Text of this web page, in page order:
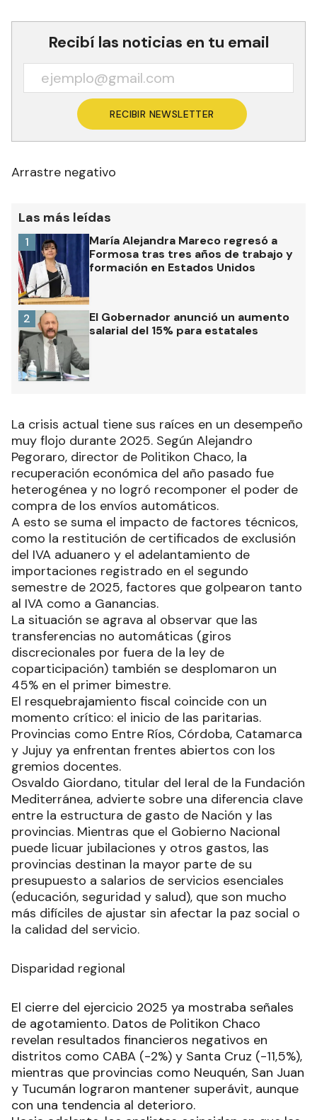
Recibí las noticias en tu email
RECIBIR NEWSLETTER
Arrastre negativo
Las más leídas
María Alejandra Mareco regresó a
Formosa tras tres años de trabajo y
formación en Estados Unidos
1
El Gobernador anunció un aumento
salarial del 15% para estatales
2
La crisis actual tiene sus raíces en un desempeño
muy flojo durante 2025. Según Alejandro
Pegoraro, director de Politikon Chaco, la
recuperación económica del año pasado fue
heterogénea y no logró recomponer el poder de
compra de los envíos automáticos.
A esto se suma el impacto de factores técnicos,
como la restitución de certificados de exclusión
del IVA aduanero y el adelantamiento de
importaciones registrado en el segundo
semestre de 2025, factores que golpearon tanto
al IVA como a Ganancias.
La situación se agrava al observar que las
transferencias no automáticas (giros
discrecionales por fuera de la ley de
coparticipación) también se desplomaron un
45% en el primer bimestre.
El resquebrajamiento fiscal coincide con un
momento crítico: el inicio de las paritarias.
Provincias como Entre Ríos, Córdoba, Catamarca
y Jujuy ya enfrentan frentes abiertos con los
gremios docentes.
Osvaldo Giordano, titular del Ieral de la Fundación
Mediterránea, advierte sobre una diferencia clave
entre la estructura de gasto de Nación y las
provincias. Mientras que el Gobierno Nacional
puede licuar jubilaciones y otros gastos, las
provincias destinan la mayor parte de su
presupuesto a salarios de servicios esenciales
(educación, seguridad y salud), que son mucho
más difíciles de ajustar sin afectar la paz social o
la calidad del servicio.
Disparidad regional
El cierre del ejercicio 2025 ya mostraba señales
de agotamiento. Datos de Politikon Chaco
revelan resultados financieros negativos en
distritos como CABA (-2%) y Santa Cruz (-11,5%),
mientras que provincias como Neuquén, San Juan
y Tucumán lograron mantener superávit, aunque
con una tendencia al deterioro.